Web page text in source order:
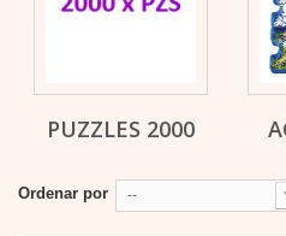
PUZZLES 2000
Ordenar por --